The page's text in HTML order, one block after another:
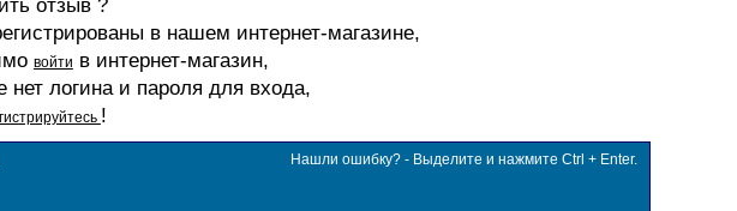
отзыв ?
в нашем интернет-магазине,
войти в интернет-магазин,
логина и пароля для входа,
!
Нашли ошибку? - Выделите и нажмите Ctrl + Enter.